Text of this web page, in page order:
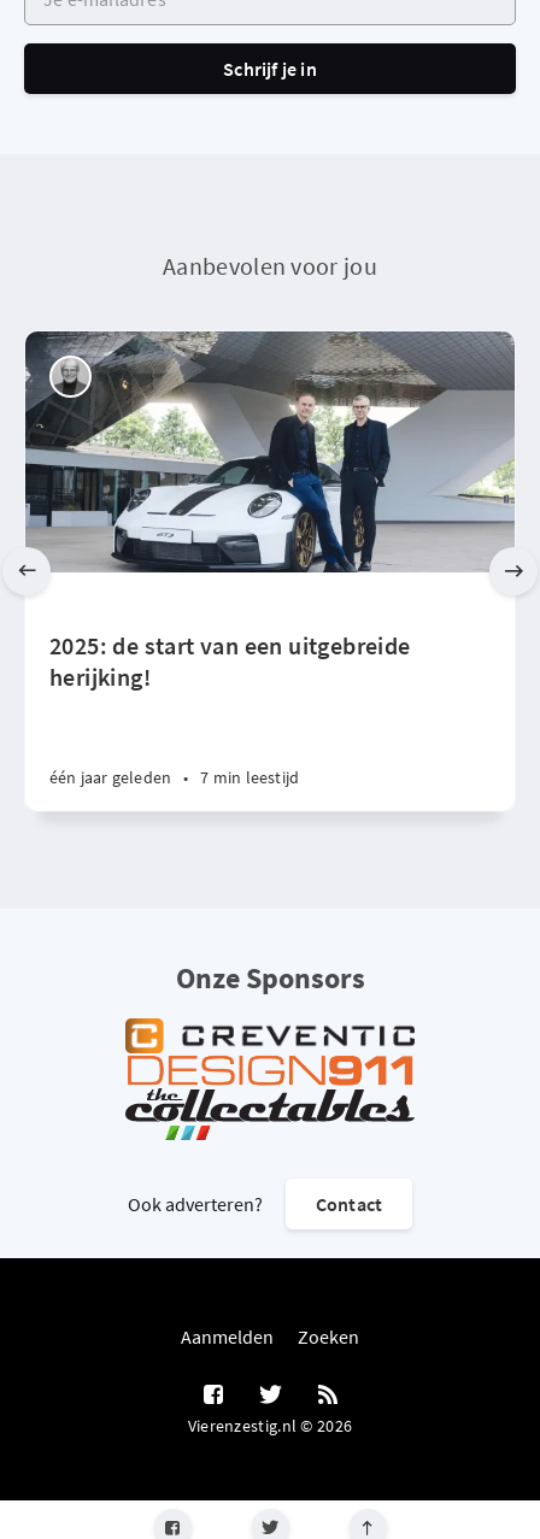
Schrijf je in
Aanbevolen voor jou
2025: de start van een uitgebreide
herijking!
één jaar geleden • 7 min leestijd
Onze Sponsors
Ook adverteren? Contact
Aanmelden Zoeken
Vierenzestig.nl © 2026